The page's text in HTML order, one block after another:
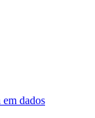
em dados